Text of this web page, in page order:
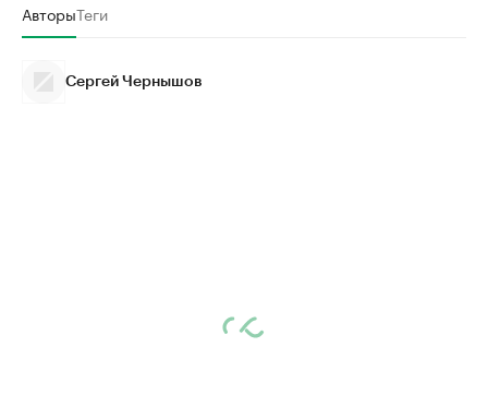
АвторыТеги
Сергей Чернышов